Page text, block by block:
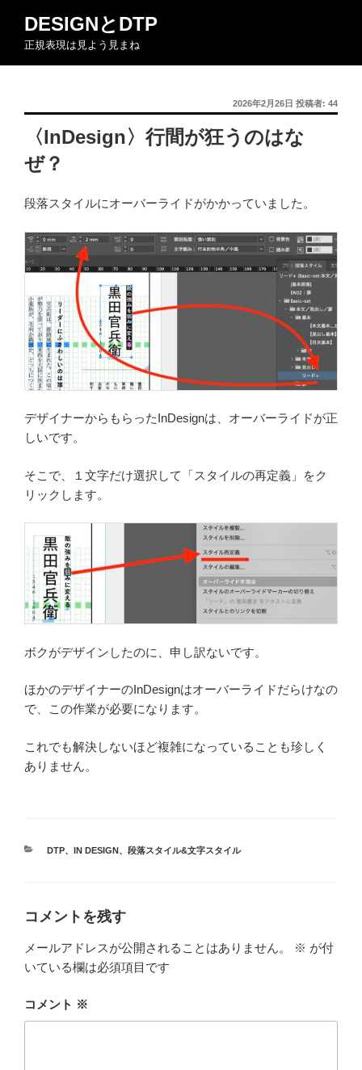
ン
DESIGNとDTP
正規表現は見よう見まね
投
稿
日:
2026年2月26日 投稿者: 44
〈InDesign〉行間が狂うのはな
ぜ？
段落スタイルにオーバーライドがかかっていました。
デザイナーからもらったInDesignは、オーバーライドが正
しいです。
そこで、１文字だけ選択して「スタイルの再定義」をク
リックします。
ボクがデザインしたのに、申し訳ないです。
ほかのデザイナーのInDesignはオーバーライドだらけなの
で、この作業が必要になります。
これでも解決しないほど複雑になっていることも珍しく
ありません。
カ
DTP、 IN DESIGN 、 段落スタイル&文字スタイル
コメントを残す
メールアドレスが公開されることはありません。 ※ が付
いている欄は必須項目です
コメント ※